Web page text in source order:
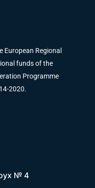
European Regional
funds of the
Programme
2020.
№ 4